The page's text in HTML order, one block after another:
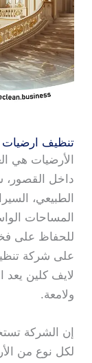
تنظيف
الأرضيات هي
داخل القصور،
الطبيعي،
المساحات
للحفاظ على
على شركة
لايف كلين
ولامعة.
إن الشركة
لكل نوع من